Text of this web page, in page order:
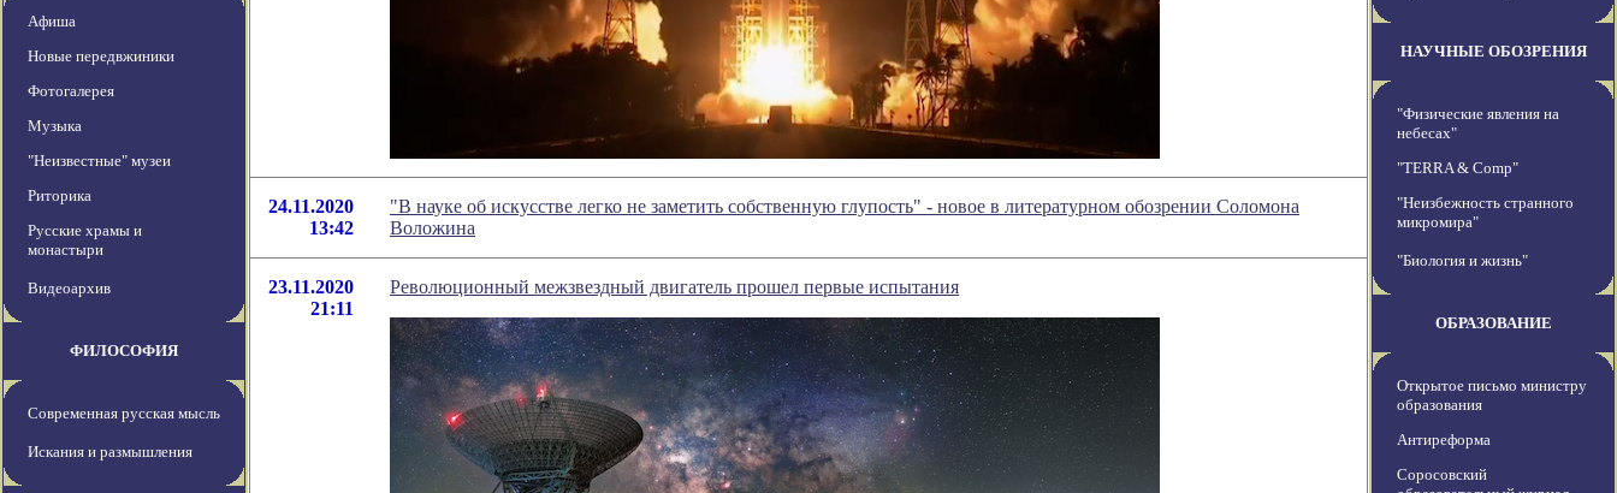
Афиша
Новые передвжиники
Фотогалерея
Музыка
"Неизвестные" музеи
Риторика
Русские храмы и
монастыри
Видеоархив
ФИЛОСОФИЯ
Современная русская мысль
Искания и размышления
24.11.2020
13:42
"В науке об искусстве легко не заметить собственную глупость" - новое в литературном обозрении Соломона
Воложина
23.11.2020
21:11
Революционный межзвездный двигатель прошел первые испытания
НАУЧНЫЕ ОБОЗРЕНИЯ
"Физические явления на
небесах"
"TERRA & Comp"
"Неизбежность странного
микромира"
"Биология и жизнь"
ОБРАЗОВАНИЕ
Открытое письмо министру
образования
Антиреформа
Соросовский